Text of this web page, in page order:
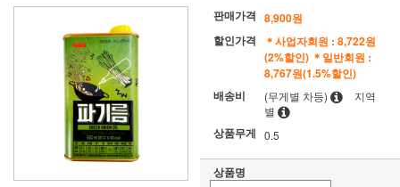
판매가격 8,900원
할인가격
＊사업자회원 : 8,722원
(2%할인) ＊일반회원 :
8,767원(1.5%할인)
배송비
(무게별 차등)
지역
별
상품무게 0.5
상품명